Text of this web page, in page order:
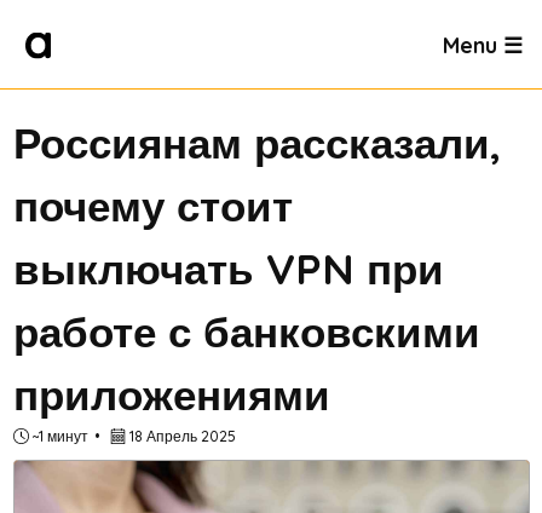
Menu ☰
Россиянам рассказали,
почему стоит
выключать VPN при
работе с банковскими
приложениями
~1 минут 18 Апрель 2025